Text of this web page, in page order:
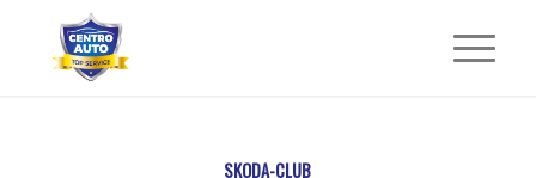
SKODA-CLUB